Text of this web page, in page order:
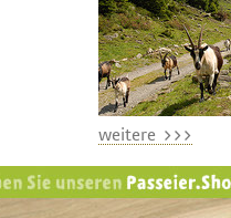
weitere >>>